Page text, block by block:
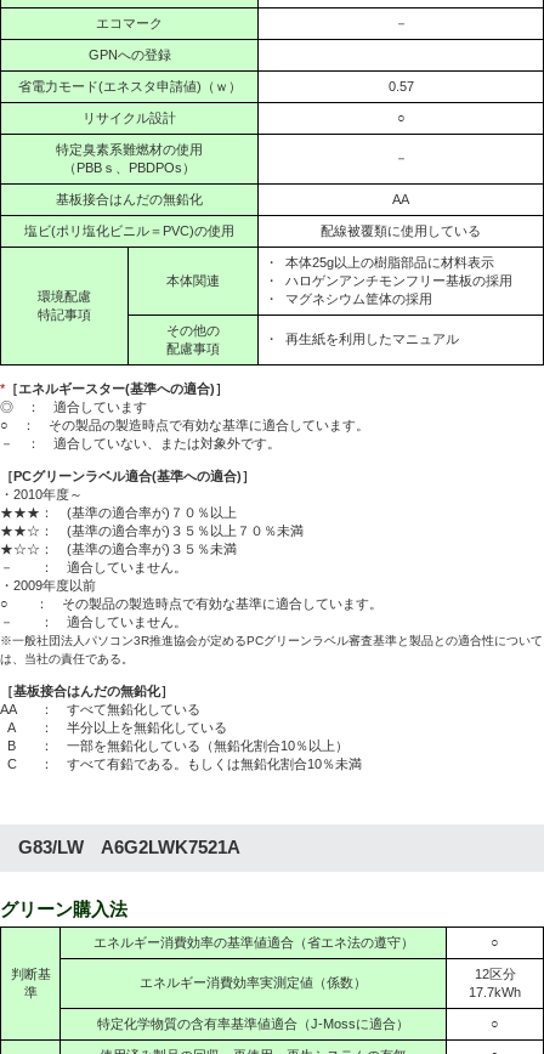
エコマーク －
GPNへの登録
省電力モード(エネスタ申請値)（ｗ） 0.57
リサイクル設計 ○
特定臭素系難燃材の使用
（PBBｓ、PBDPOs）
－
基板接合はんだの無鉛化 AA
塩ビ(ポリ塩化ビニル＝PVC)の使用 配線被覆類に使用している
環境配慮
特記事項
本体関連
・
本体25g以上の樹脂部品に材料表示
・
ハロゲンアンチモンフリー基板の採用
・
マグネシウム筐体の採用
その他の
配慮事項
・ 再生紙を利用したマニュアル
* ［エネルギースター(基準への適合)］
◎ ： 適合しています
○ ： その製品の製造時点で有効な基準に適合しています。
－ ： 適合していない、または対象外です。
［PCグリーンラベル適合(基準への適合)］
・2010年度～
★★★： (基準の適合率が)７０％以上
★★☆： (基準の適合率が)３５％以上７０％未満
★☆☆： (基準の適合率が)３５％未満
－ ： 適合していません。
・2009年度以前
○ ： その製品の製造時点で有効な基準に適合しています。
－ ： 適合していません。
※一般社団法人パソコン3R推進協会が定めるPCグリーンラベル審査基準と製品との適合性について
は、当社の責任である。
［基板接合はんだの無鉛化］
AA
： すべて無鉛化している
A
： 半分以上を無鉛化している
B
： 一部を無鉛化している（無鉛化割合10％以上）
C
： すべて有鉛である。もしくは無鉛化割合10％未満
G83/LW A6G2LWK7521A
グリーン購入法
判断基
準
エネルギー消費効率の基準値適合（省エネ法の遵守） ○
エネルギー消費効率実測定値（係数）
12区分
17.7kWh
特定化学物質の含有率基準値適合（J-Mossに適合） ○